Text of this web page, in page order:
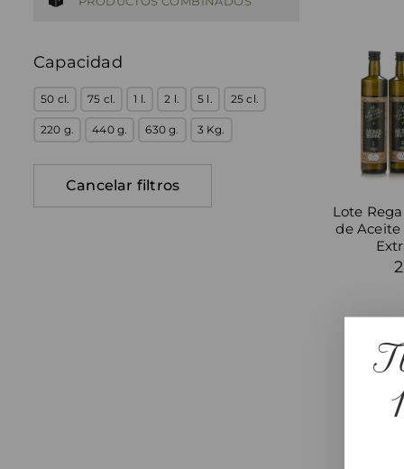
Capacidad
50 cl. 75 cl. 1 l. 2 l. 5 l. 25 cl.
220 g. 440 g. 630 g. 3 Kg.
Lote
de Aceite